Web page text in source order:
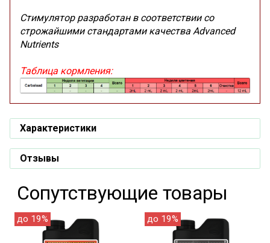
Стимулятор разработан в соответствии со
строжайшими стандартами качества Advanced
Nutrients
Таблица кормления:
Характеристики
Отзывы
Сопутствующие товары
до 19% до 19%